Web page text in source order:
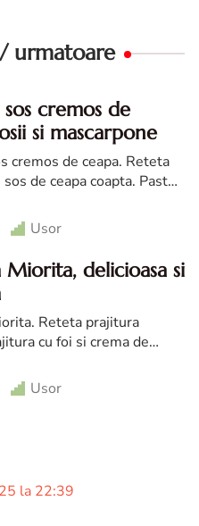
urmatoare
sos cremos de
si mascarpone
cremos de ceapa. Reteta
de ceapa coapta. Paste
Usor
Miorita, delicioasa si
Reteta prajitura
cu foi si crema de
ciocolata
Usor
la 22:39